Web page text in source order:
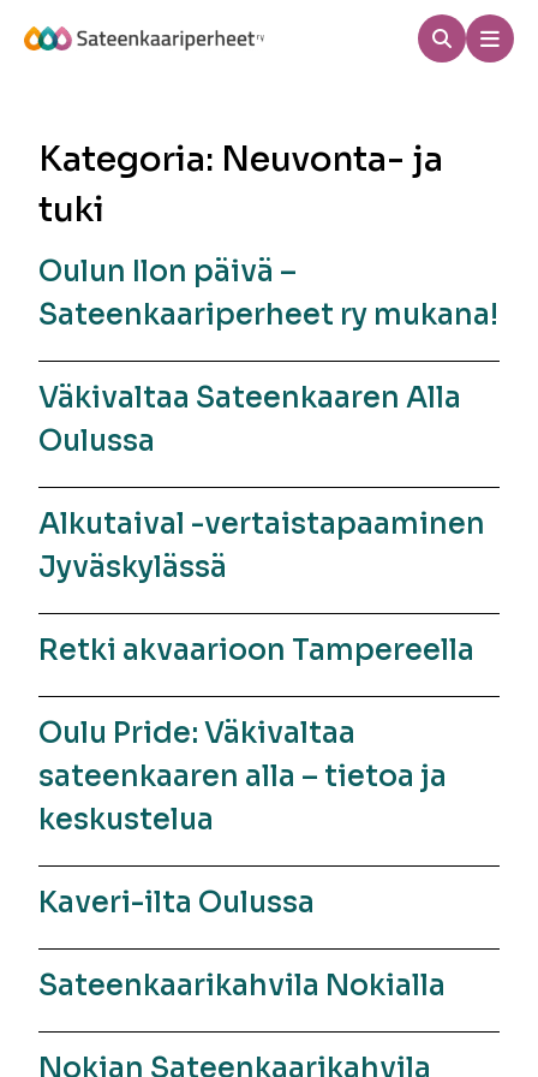
sisältöön
Haku
Kategoria: Neuvonta- ja
tuki
Oulun Ilon päivä –
Sateenkaariperheet ry mukana!
Väkivaltaa Sateenkaaren Alla
Oulussa
Alkutaival -vertaistapaaminen
Jyväskylässä
Retki akvaarioon Tampereella
Oulu Pride: Väkivaltaa
sateenkaaren alla – tietoa ja
keskustelua
Kaveri-ilta Oulussa
Sateenkaarikahvila Nokialla
Nokian Sateenkaarikahvila